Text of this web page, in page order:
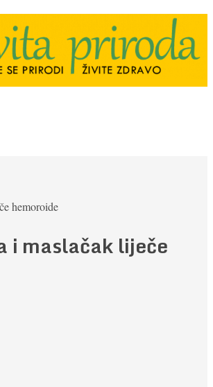
hemoroide
i maslačak liječe